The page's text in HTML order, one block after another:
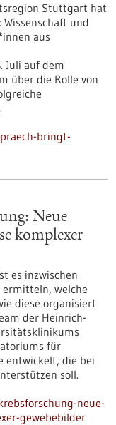
Stuttgart hat
und
aus
Juli auf dem
über die Rolle von
bringt-
Neue
komplexer
es inzwischen
welche
diese organisiert
der Heinrich-
für
entwickelt, die bei
soll.
neue-
gewebebilder